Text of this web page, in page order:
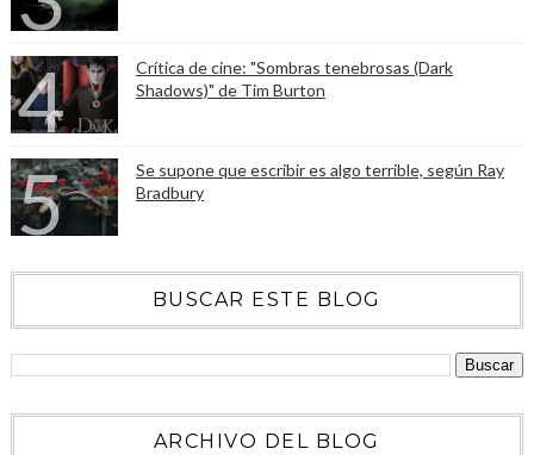
Crítica de cine: "Sombras tenebrosas (Dark
Shadows)" de Tim Burton
Se supone que escribir es algo terrible, según Ray
Bradbury
BUSCAR ESTE BLOG
ARCHIVO DEL BLOG